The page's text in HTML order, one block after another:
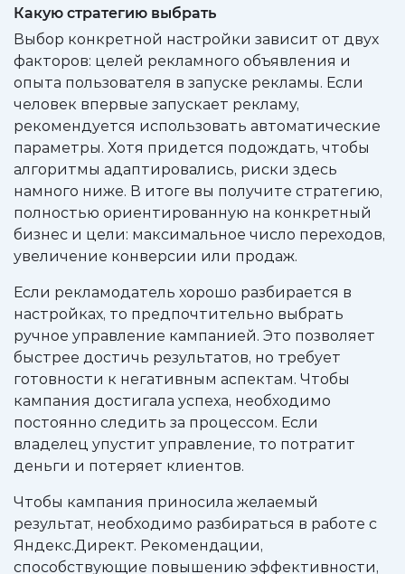
Какую стратегию выбрать
Выбор конкретной настройки зависит от двух
факторов: целей рекламного объявления и
опыта пользователя в запуске рекламы. Если
человек впервые запускает рекламу,
рекомендуется использовать автоматические
параметры. Хотя придется подождать, чтобы
алгоритмы адаптировались, риски здесь
намного ниже. В итоге вы получите стратегию,
полностью ориентированную на конкретный
бизнес и цели: максимальное число переходов,
увеличение конверсии или продаж.
Если рекламодатель хорошо разбирается в
настройках, то предпочтительно выбрать
ручное управление кампанией. Это позволяет
быстрее достичь результатов, но требует
готовности к негативным аспектам. Чтобы
кампания достигала успеха, необходимо
постоянно следить за процессом. Если
владелец упустит управление, то потратит
деньги и потеряет клиентов.
Чтобы кампания приносила желаемый
результат, необходимо разбираться в работе с
Яндекс.Директ. Рекомендации,
способствующие повышению эффективности,